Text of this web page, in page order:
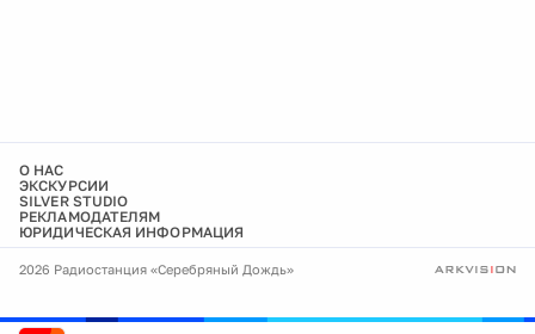
О НАС
ЭКСКУРСИИ
SILVER STUDIO
РЕКЛАМОДАТЕЛЯМ
ЮРИДИЧЕСКАЯ ИНФОРМАЦИЯ
2026 Радиостанция «Серебряный Дождь»